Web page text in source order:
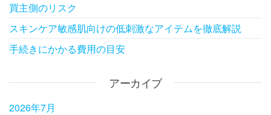
買主側のリスク
スキンケア敏感肌向けの低刺激なアイテムを徹底解説
手続きにかかる費用の目安
アーカイブ
2026年7月